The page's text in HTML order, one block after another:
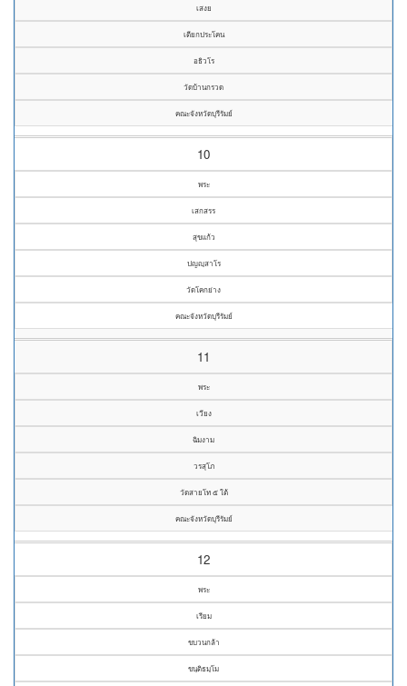
เสงย
เตียกประโคน
อธิวโร
วัดบ้านกรวด
คณะจังหวัดบุรีรัมย์
10
พระ
เสกสรร
สุขแก้ว
ปญญฺสาโร
วัดโคกย่าง
คณะจังหวัดบุรีรัมย์
11
พระ
เวียง
ฉิมงาม
วรสุโภ
วัดสายโท ๕ ใต้
คณะจังหวัดบุรีรัมย์
12
พระ
เรียม
ขบวนกล้า
ขนฺติธมฺโม